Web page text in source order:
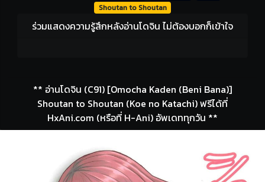
Shoutan to Shoutan
ร่วมแสดงความรู้สึกหลังอ่านโดจิน ไม่ต้องบอกก็เข้าใจ
** อ่านโดจิน (C91) [Omocha Kaden (Beni Bana)]
Shoutan to Shoutan (Koe no Katachi) ฟรีได้ที่
HxAni.com (หรือที่ H-Ani) อัพเดททุกวัน **